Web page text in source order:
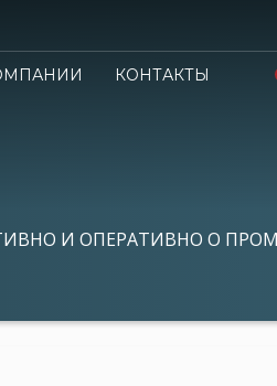
КОНТАКТЫ
И ОПЕРАТИВНО О